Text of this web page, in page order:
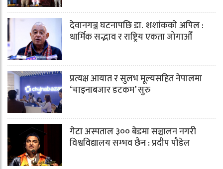
देवानगञ्ज घटनापछि डा. शशांककाे अपिल :
धार्मिक सद्भाव र राष्ट्रिय एकता जोगाऔँ
प्रत्यक्ष आयात र सुलभ मूल्यसहित नेपालमा
‘चाइनाबजार डटकम’ सुरु
गेटा अस्पताल ३०० बेडमा सञ्चालन नगरी
विश्वविद्यालय सम्भव छैन : प्रदीप पौडेल